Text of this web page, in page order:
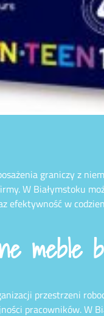
graniczy z
W Białymstoku
efektywność w
meble
przestrzeni
pracowników. W